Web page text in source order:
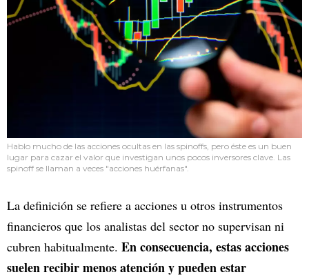
Hablo mucho de las acciones ocultas en las spinoffs, pero éste es un buen
lugar para cazar el valor que investigan unos pocos inversores clave. Las
spinoff se llaman a veces "acciones huérfanas".
La definición se refiere a acciones u otros instrumentos
financieros que los analistas del sector no supervisan ni
cubren habitualmente. En consecuencia, estas acciones
suelen recibir menos atención y pueden estar